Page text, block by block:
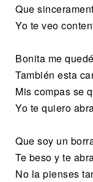
Que
Yo te veo
Bonita me
También esta
Mis compas se
Yo te quiero
Que soy un
Te beso y te
No la pienses